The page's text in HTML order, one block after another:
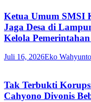
Ketua Umum SMSI
Jaga Desa di
Kelola
Juli 16, 2026Eko
Tak Terbukti
Cahyono Divonis